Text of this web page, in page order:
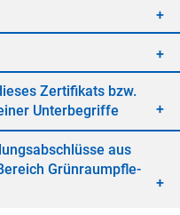
Zer­ti­fi­kats bzw.
Un­ter­be­grif­fe
aus
Grün­raum­pfle­